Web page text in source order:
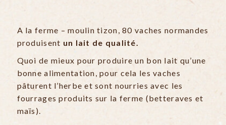
A la ferme – moulin tizon, 80 vaches normandes
produisent un lait de qualité.
Quoi de mieux pour produire un bon lait qu’une
bonne alimentation, pour cela les vaches
pâturent l’herbe et sont nourries avec les
fourrages produits sur la ferme (betteraves et
maïs).